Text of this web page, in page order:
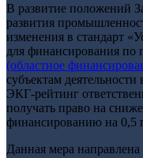
В развитие положений
развития
изменения в стандарт
для финансирования по
(областное
субъектам
ЭКГ-рейтинг
получать право на
финансированию на 0,5
Данная мера